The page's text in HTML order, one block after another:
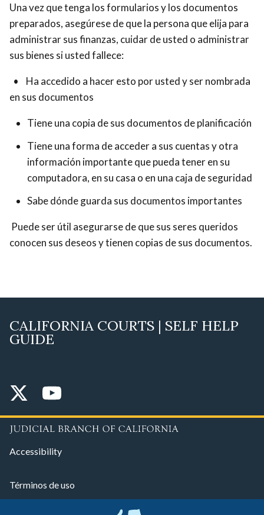
Una vez que tenga los formularios y los documentos
preparados, asegúrese de que la persona que elija para
administrar sus finanzas, cuidar de usted o administrar
sus bienes si usted fallece:
• Ha accedido a hacer esto por usted y ser nombrada
en sus documentos
Tiene una copia de sus documentos de planificación
Tiene una forma de acceder a sus cuentas y otra
información importante que pueda tener en su
computadora, en su casa o en una caja de seguridad
Sabe dónde guarda sus documentos importantes
Puede ser útil asegurarse de que sus seres queridos
conocen sus deseos y tienen copias de sus documentos.
CALIFORNIA COURTS | SELF HELP
GUIDE
Accessibility
Términos de uso